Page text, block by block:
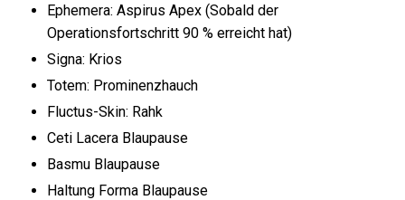
Ephemera: Aspirus Apex (Sobald der
Operationsfortschritt 90 % erreicht hat)
Signa: Krios
Totem: Prominenzhauch
Fluctus-Skin: Rahk
Ceti Lacera Blaupause
Basmu Blaupause
Haltung Forma Blaupause